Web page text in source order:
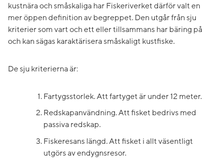
kustnära och småskaliga har Fiskeriverket därför valt en
mer öppen definition av begreppet. Den utgår från sju
kriterier som vart och ett eller tillsammans har bäring på
och kan sägas karaktärisera småskaligt kustfiske.
De sju kriterierna är:
Fartygsstorlek. Att fartyget är under 12 meter.
Redskapanvändning. Att fisket bedrivs med
passiva redskap.
Fiskeresans längd. Att fisket i allt väsentligt
utgörs av endygnsresor.